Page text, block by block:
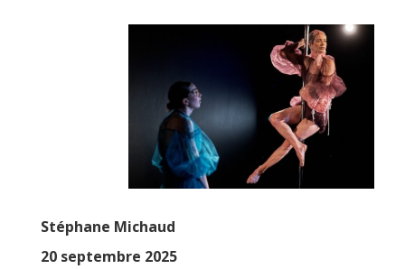
Stéphane Michaud
20 septembre 2025